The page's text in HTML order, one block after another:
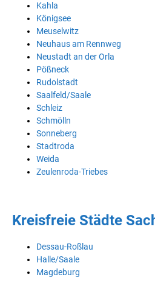
Kahla
Königsee
Meuselwitz
Neuhaus am Rennweg
Neustadt an der Orla
Pößneck
Rudolstadt
Saalfeld/Saale
Schleiz
Schmölln
Sonneberg
Stadtroda
Weida
Zeulenroda-Triebes
Kreisfreie Städte
Dessau-Roßlau
Halle/Saale
Magdeburg